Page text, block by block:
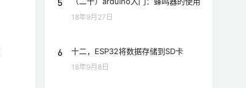
18年9月27日
6 十二，ESP32将数据存储到SD卡
18年9月8日